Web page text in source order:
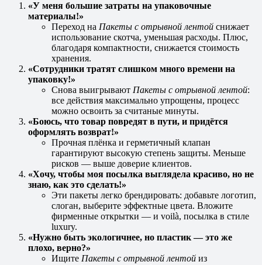
«У меня большие затраты на упаковочные
материалы!»
Переход на Пакеты с отрывной лентой снижает
использование скотча, уменьшая расходы. Плюс,
благодаря компактности, снижается стоимость
хранения.
«Сотрудники тратят слишком много времени на
упаковку!»
Снова выигрывают Пакеты с отрывной лентой:
все действия максимально упрощены, процесс
можно освоить за считаные минуты.
«Боюсь, что товар повредят в пути, и придётся
оформлять возврат!»
Прочная плёнка и герметичный клапан
гарантируют высокую степень защиты. Меньше
рисков — выше доверие клиентов.
«Хочу, чтобы моя посылка выглядела красиво, но не
знаю, как это сделать!»
Эти пакеты легко брендировать: добавьте логотип,
слоган, выберите эффектные цвета. Вложите
фирменные открытки — и voilà, посылка в стиле
luxury.
«Нужно быть экологичнее, но пластик — это же
плохо, верно?»
Ищите Пакеты с отрывной лентой из